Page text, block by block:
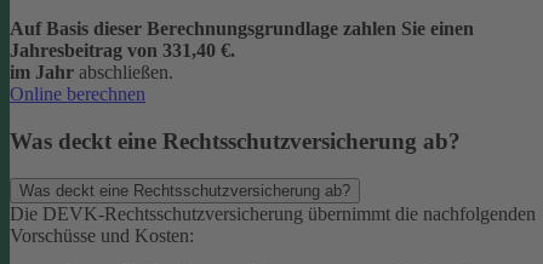
Auf Basis dieser Berechnungsgrundlage zahlen Sie einen
Jahresbeitrag von 331,40 €.
im Jahr abschließen.
Online berechnen
Was deckt eine Rechtsschutzversicherung ab?
Was deckt eine Rechtsschutzversicherung ab?
Die DEVK-Rechtsschutzversicherung übernimmt die nachfolgenden
Vorschüsse und Kosten: